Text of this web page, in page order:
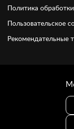
Политика
Пользовательское
Рекомендательные